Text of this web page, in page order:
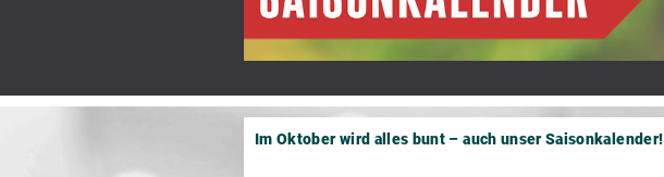
Im Oktober wird alles bunt – auch unser Saisonkalender!